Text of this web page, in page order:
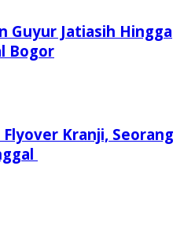
Guyur Jatiasih Hingga
Bogor
Kranji, Seorang